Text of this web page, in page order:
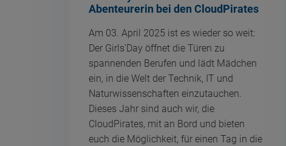
Abenteurerin bei den CloudPirates
Am 03. April 2025 ist es wieder so weit:
Der Girls'Day öffnet die Türen zu
spannenden Berufen und lädt Mädchen
ein, in die Welt der Technik, IT und
Naturwissenschaften einzutauchen.
Dieses Jahr sind auch wir, die
CloudPirates, mit an Bord und bieten
euch die Möglichkeit, für einen Tag in die